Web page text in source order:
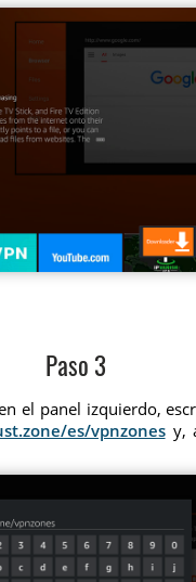
Paso 3
el panel izquierdo,
es/vpnzonesy,